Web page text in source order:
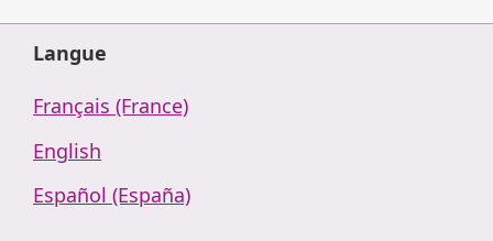
Langue
Français (France)
English
Español (España)